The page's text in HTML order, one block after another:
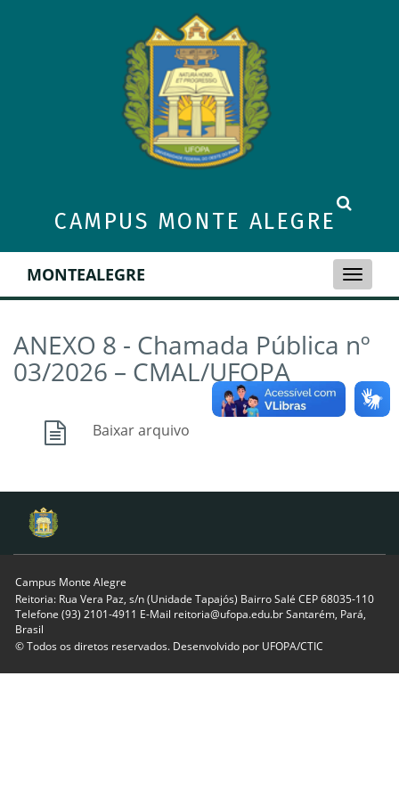
CAMPUS MONTE ALEGRE
Toggle
MONTEALEGRE
ANEXO 8 - Chamada Pública nº
03/2026 – CMAL/UFOPA
Baixar arquivo
Campus Monte Alegre
Reitoria: Rua Vera Paz, s/n (Unidade Tapajós) Bairro Salé CEP 68035-110
Telefone (93) 2101-4911 E-Mail reitoria@ufopa.edu.br Santarém, Pará,
Brasil
© Todos os diretos reservados. Desenvolvido por UFOPA/CTIC